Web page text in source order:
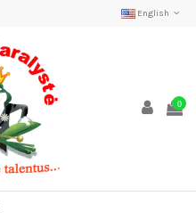
English
0